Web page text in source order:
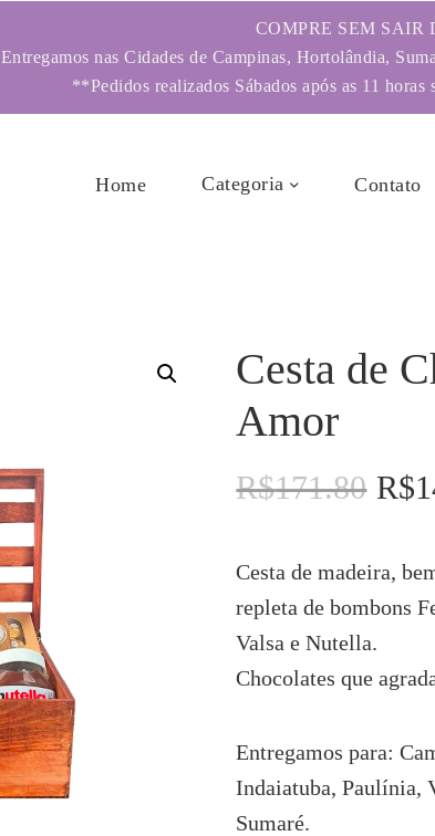
COMPRE SEM SAIR
Entregamos nas Cidades de Campinas, Hortolândia,
**Pedidos realizados Sábados após as 11
Home Categoria Contato
Cesta de
Amor
R$171.80 O
era:
R$
Cesta de madeira,
repleta de bombons
Valsa e Nutella.
Chocolates que
Entregamos para:
Indaiatuba, Paulínia,
Sumaré.